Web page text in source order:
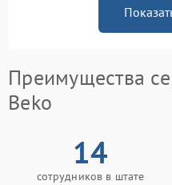
Преимущества
Beko
14
сотрудников в штате